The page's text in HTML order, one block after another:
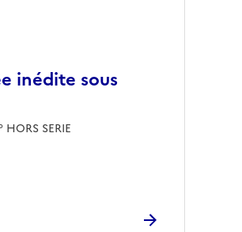
inédite sous
SERIE